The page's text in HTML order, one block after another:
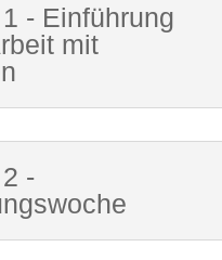
- Einführung
mit
-